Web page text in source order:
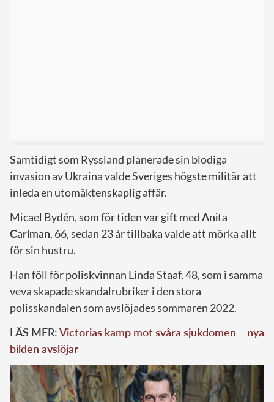
Samtidigt som Ryssland planerade sin blodiga
invasion av Ukraina valde Sveriges högste militär att
inleda en utomäktenskaplig affär.
Micael Bydén, som för tiden var gift medAnita
Carlman, 66, sedan 23 år tillbaka valde att mörka allt
för sin hustru.
Han föll för poliskvinnan Linda Staaf, 48, som i samma
veva skapade skandalrubriker i den stora
polisskandalen som avslöjades sommaren 2022.
LÄS MER:Victorias kamp mot svåra sjukdomen – nya
bilden avslöjar